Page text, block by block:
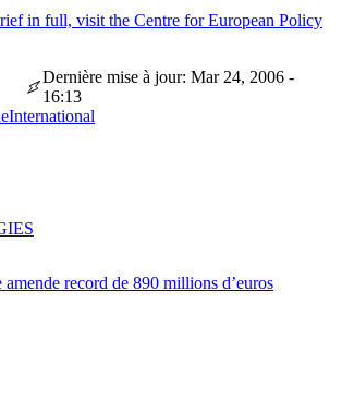
in full, visit the Centre for European Policy
Dernière mise à jour: Mar 24, 2006 -
16:13
International
amende record de 890 millions d’euros